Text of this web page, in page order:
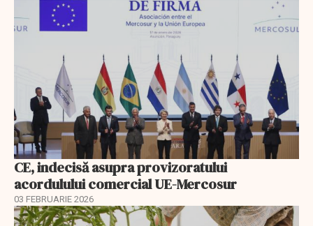
CE, indecisă asupra provizoratului
acordulului comercial UE-Mercosur
03 FEBRUARIE 2026